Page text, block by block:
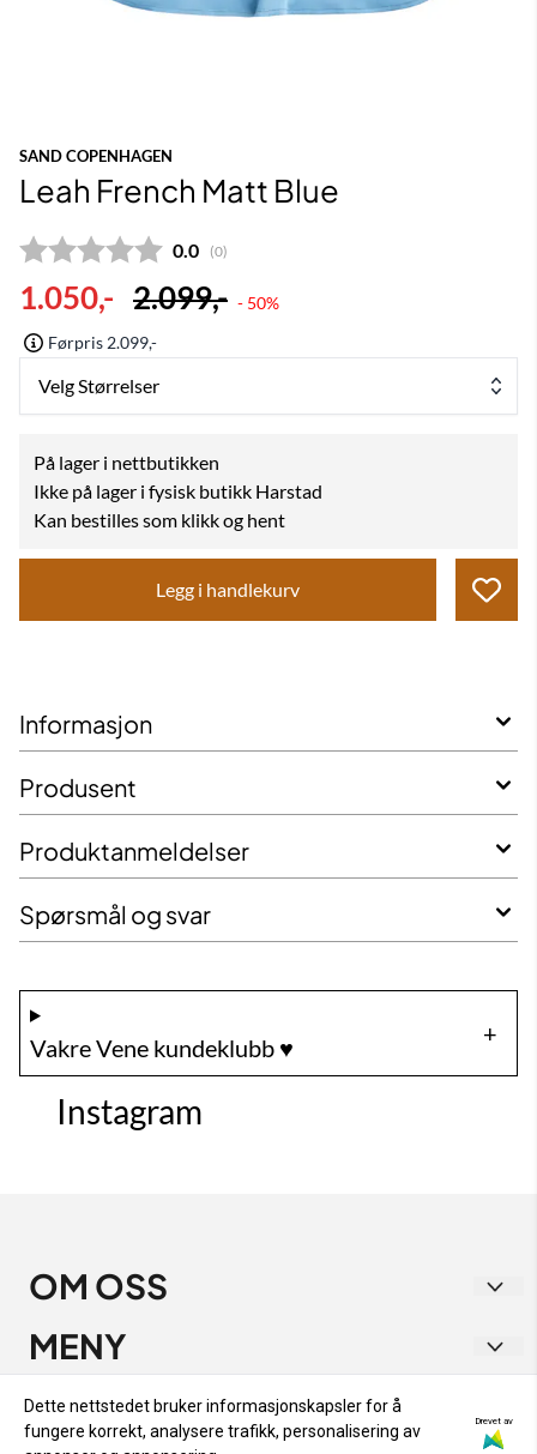
SAND COPENHAGEN
Leah French Matt Blue
Gjennomsnittskarakter:
0.0 (stemmer:
0)
1.050,- 2.099,- - 50%
Førpris 2.099,-
Velg Størrelser
På lager i nettbutikken
Ikke på lager i fysisk butikk Harstad
Kan bestilles som klikk og hent
Legg i handlekurv
Informasjon
Produsent
Produktanmeldelser
Spørsmål og svar
Vakre Vene kundeklubb ♥️
Instagram
OM OSS
Vakre Vene
Strandgata 1
MENY
PERSONVERN
INFO
Dette nettstedet bruker informasjonskapsler for å
fungere korrekt, analysere trafikk, personalisering av
Drevet av